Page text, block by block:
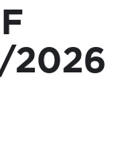
2026